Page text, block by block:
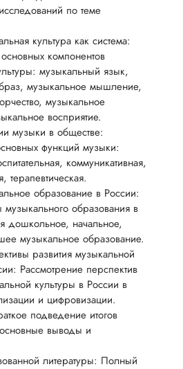
по теме
культура как система:
компонентов
музыкальный язык,
музыкальное мышление,
музыкальное
восприятие.
музыки в обществе:
функций музыки:
коммуникативная,
терапевтическая.
образование в России:
образования в
дошкольное, начальное,
музыкальное образование.
развития музыкальной
Рассмотрение перспектив
культуры в России в
и цифровизации.
подведение итогов
выводы и
литературы: Полный